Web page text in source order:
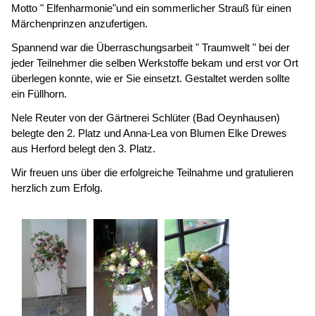
Motto " Elfenharmonie"und ein sommerlicher Strauß für einen
Märchenprinzen anzufertigen.
Spannend war die Überraschungsarbeit " Traumwelt " bei der
jeder Teilnehmer die selben Werkstoffe bekam und erst vor Ort
überlegen konnte, wie er Sie einsetzt. Gestaltet werden sollte
ein Füllhorn.
Nele Reuter von der Gärtnerei Schlüter (Bad Oeynhausen)
belegte den 2. Platz und Anna-Lea von Blumen Elke Drewes
aus Herford belegt den 3. Platz.
Wir freuen uns über die erfolgreiche Teilnahme und gratulieren
herzlich zum Erfolg.